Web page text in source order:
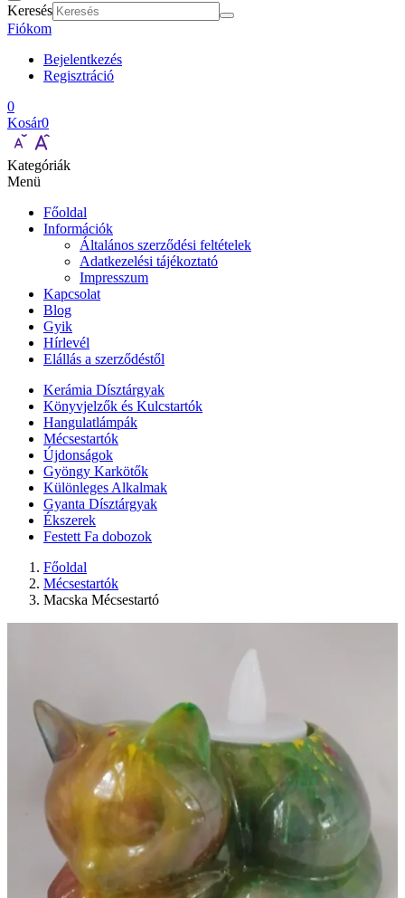
Keresés
Fiókom
Bejelentkezés
Regisztráció
0
Kosár0
Kategóriák
Menü
Főoldal
Információk
Általános szerződési feltételek
Adatkezelési tájékoztató
Impresszum
Kapcsolat
Blog
Gyik
Hírlevél
Elállás a szerződéstől
Kerámia Dísztárgyak
Könyvjelzők és Kulcstartók
Hangulatlámpák
Mécsestartók
Újdonságok
Gyöngy Karkötők
Különleges Alkalmak
Gyanta Dísztárgyak
Ékszerek
Festett Fa dobozok
Főoldal
Mécsestartók
Macska Mécsestartó